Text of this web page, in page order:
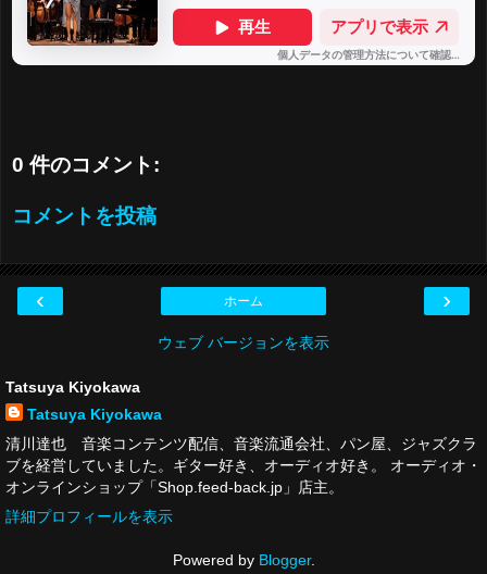
0 件のコメント:
コメントを投稿
‹ ›
ホーム
ウェブ バージョンを表示
Tatsuya Kiyokawa
Tatsuya Kiyokawa
清川達也 音楽コンテンツ配信、音楽流通会社、パン屋、ジャズクラ
ブを経営していました。ギター好き、オーディオ好き。 オーディオ・
オンラインショップ「Shop.feed-back.jp」店主。
詳細プロフィールを表示
Powered by Blogger.